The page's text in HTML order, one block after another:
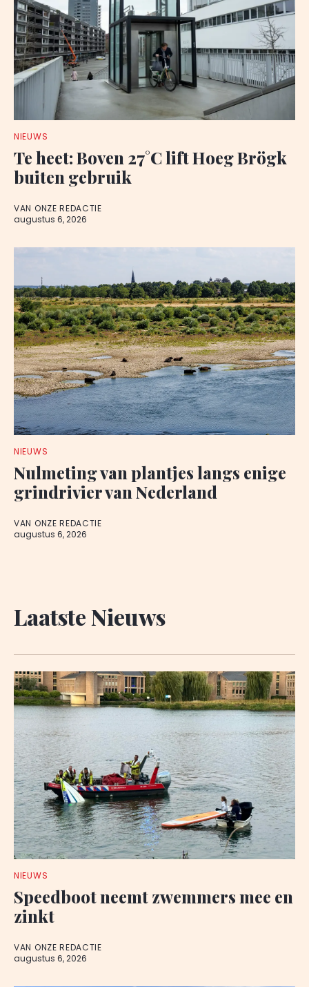
NIEUWS
Te heet: Boven 27°C lift Hoeg Brögk
buiten gebruik
VAN ONZE REDACTIE
augustus 6, 2026
NIEUWS
Nulmeting van plantjes langs enige
grindrivier van Nederland
VAN ONZE REDACTIE
augustus 6, 2026
Laatste Nieuws
NIEUWS
Speedboot neemt zwemmers mee en
zinkt
VAN ONZE REDACTIE
augustus 6, 2026